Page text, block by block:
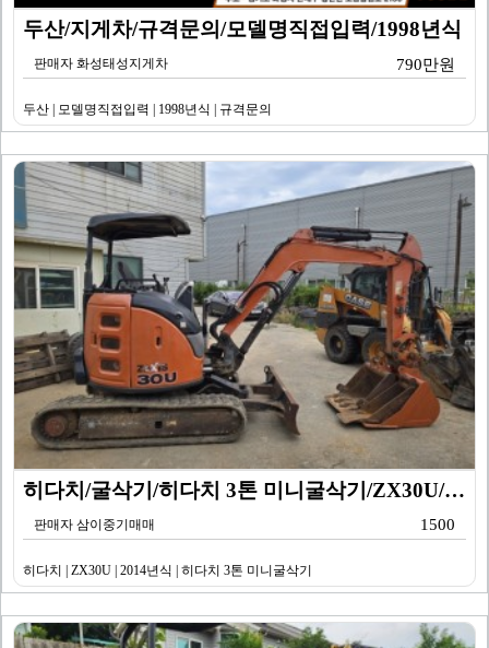
두산/지게차/규격문의/모델명직접입력/1998년식
판매자 화성태성지게차 790만원
두산 | 모델명직접입력 | 1998년식 | 규격문의
히다치/굴삭기/히다치 3톤 미니굴삭기/ZX30U/201…
판매자 삼이중기매매 1500
히다치 | ZX30U | 2014년식 | 히다치 3톤 미니굴삭기